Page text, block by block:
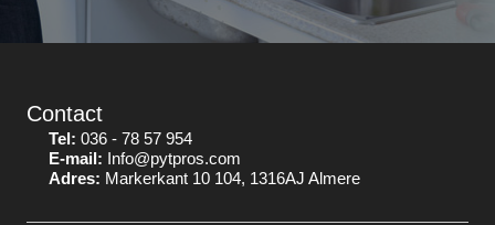
Contact
Tel: 036 - 78 57 954
E-mail: Info@pytpros.com
Adres: Markerkant 10 104, 1316AJ Almere